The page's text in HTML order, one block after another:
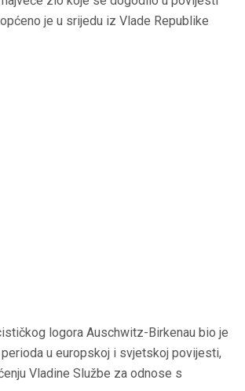
je u srijedu iz Vlade Republike
logora Auschwitz-Birkenau bio je
perioda u europskoj i svjetskoj povijesti,
Vladine Službe za odnose s